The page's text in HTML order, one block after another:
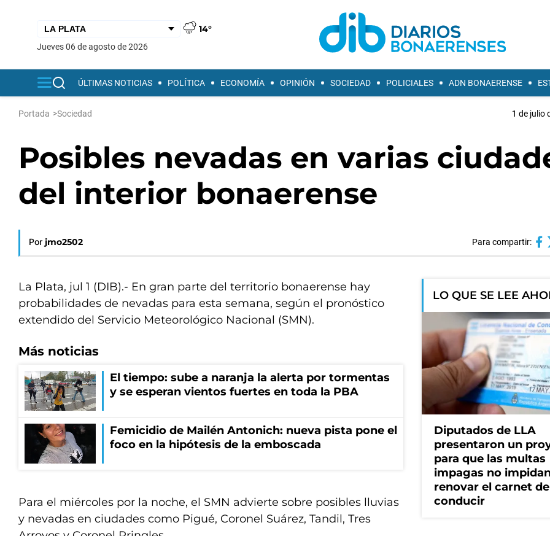
14°
jueves 06 de agosto de 2026
ÚLTIMAS NOTICIAS POLÍTICA ECONOMÍA OPINIÓN SOCIEDAD POLICIALES ADN BONAERENSE
Portada >Sociedad 1 de julio
Posibles nevadas en varias
del interior bonaerense
Por jmo2502 Para compartir:
La Plata, jul 1 (DIB).- En gran parte del territorio bonaerense hay
probabilidades de nevadas para esta semana, según el pronóstico
extendido del Servicio Meteorológico Nacional (SMN).
Más noticias
El tiempo: sube a naranja la alerta por tormentas
y se esperan vientos fuertes en toda la PBA
Femicidio de Mailén Antonich: nueva pista pone el
foco en la hipótesis de la emboscada
Para el miércoles por la noche, el SMN advierte sobre posibles lluvias
y nevadas en ciudades como Pigué, Coronel Suárez, Tandil, Tres
LO QUE SE LEE
Diputados de LLA
presentaron un
para que las multas
impagas no
renovar el carnet de
conducir